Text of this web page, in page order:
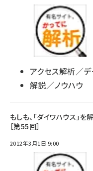
アクセス解析／
解説／ノウハウ
もしも、「ダイワハウス」を
［第55回］
2012年3月1日 9:00